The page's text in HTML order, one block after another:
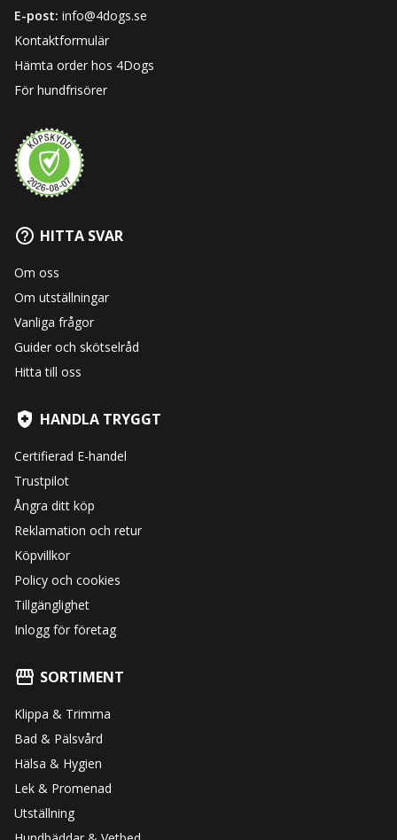
E-post: info@4dogs.se
Kontaktformulär
Hämta order hos 4Dogs
För hundfrisörer
HITTA SVAR
Om oss
Om utställningar
Vanliga frågor
Guider och skötselråd
Hitta till oss
HANDLA TRYGGT
Certifierad E-handel
Trustpilot
Ångra ditt köp
Reklamation och retur
Köpvillkor
Policy och cookies
Tillgänglighet
Inlogg för företag
SORTIMENT
Klippa & Trimma
Bad & Pälsvård
Hälsa & Hygien
Lek & Promenad
Utställning